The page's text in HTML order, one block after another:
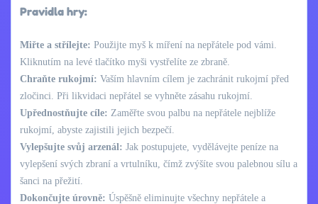
Pravidla hry:
Miřte a střílejte: Použijte myš k míření na nepřátele pod vámi.
Kliknutím na levé tlačítko myši vystřelíte ze zbraně.
Chraňte rukojmí: Vaším hlavním cílem je zachránit rukojmí před
zločinci. Při likvidaci nepřátel se vyhněte zásahu rukojmí.
Upřednostňujte cíle: Zaměřte svou palbu na nepřátele nejblíže
rukojmí, abyste zajistili jejich bezpečí.
Vylepšujte svůj arzenál: Jak postupujete, vydělávejte peníze na
vylepšení svých zbraní a vrtulníku, čímž zvýšíte svou palebnou sílu a
šanci na přežití.
Dokončujte úrovně: Úspěšně eliminujte všechny nepřátele a